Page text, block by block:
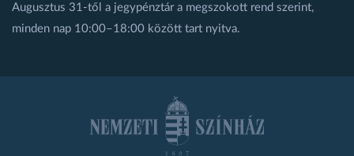
Augusztus 31-től a jegypénztár a megszokott rend szerint,
minden nap 10:00–18:00 között tart nyitva.